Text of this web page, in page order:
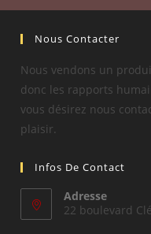
Nous Contacter
Nous vendons un
donc les rapports
vous désirez nous
plaisir.
Infos De Contact
Adresse
22 boulevard